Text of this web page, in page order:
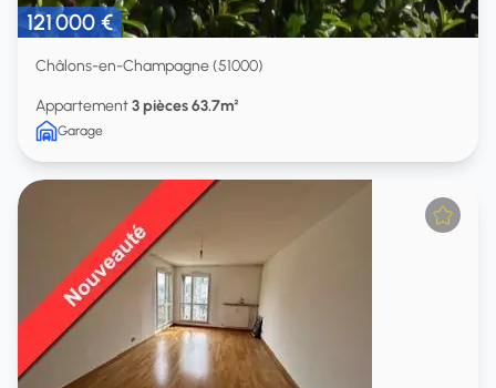
121 000 €
Châlons-en-Champagne (51000)
Appartement3 pièces 63.7m²
Garage